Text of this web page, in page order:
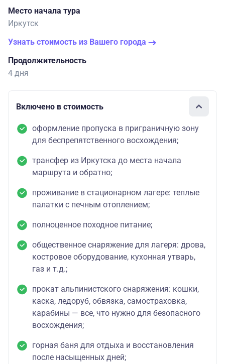
Место начала тура
Иркутск
Узнать стоимость из Вашего города
Продолжительность
4 дня
Включено в стоимость
оформление пропуска в приграничную зону
для беспрепятственного восхождения;
трансфер из Иркутска до места начала
маршрута и обратно;
проживание в стационарном лагере: теплые
палатки с печным отоплением;
полноценное походное питание;
общественное снаряжение для лагеря: дрова,
костровое оборудование, кухонная утварь,
газ и т.д.;
прокат альпинистского снаряжения: кошки,
каска, ледоруб, обвязка, самостраховка,
карабины — все, что нужно для безопасного
восхождения;
горная баня для отдыха и восстановления
после насыщенных дней;